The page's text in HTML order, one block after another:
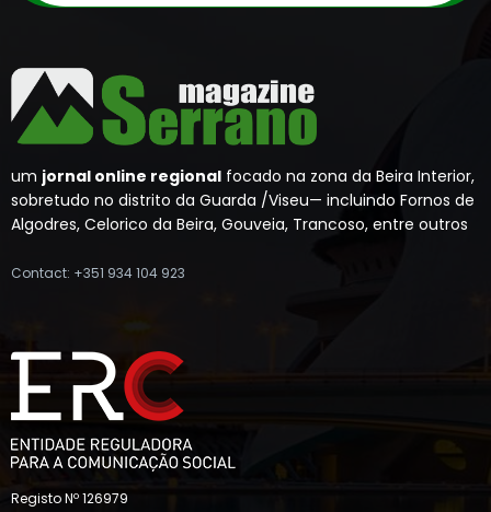
um jornal online regional focado na zona da Beira Interior,
sobretudo no distrito da Guarda /Viseu— incluindo Fornos de
Algodres, Celorico da Beira, Gouveia, Trancoso, entre outros
Contact: +351 934 104 923
Registo Nº 126979